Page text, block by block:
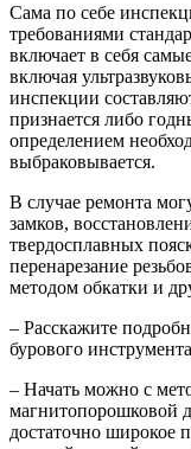
Сама по себе
требованиями
включает в себя
включая
инспекции
признается либо
определением
выбраковывается.
В случае ремонта
замков,
твердосплавных
перенарезание
методом обкатки и
– Расскажите
бурового
– Начать можно с
магнитопорошковой
достаточно широкое